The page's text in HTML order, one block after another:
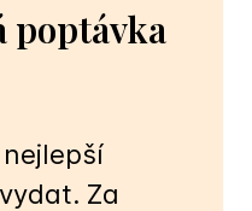
poptávka
Za